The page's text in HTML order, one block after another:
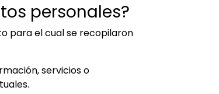
personales?
para el cual se recopilaron
servicios o